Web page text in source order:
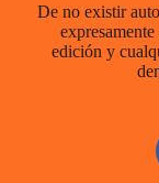
De no existir
edición y